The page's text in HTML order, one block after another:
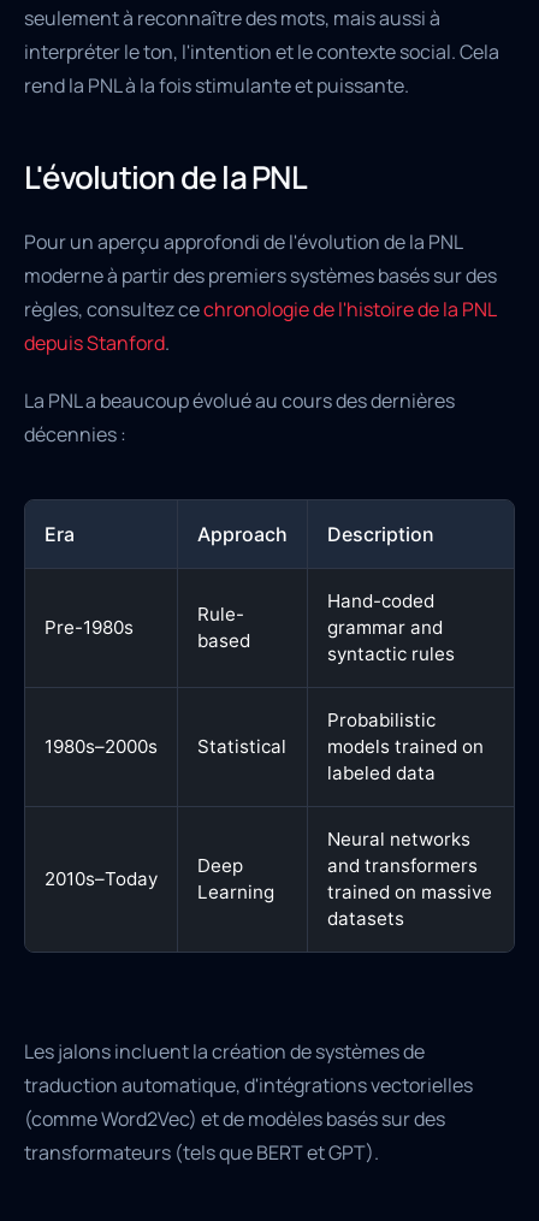
seulement à reconnaître des mots, mais aussi à
interpréter le ton, l'intention et le contexte social. Cela
rend la PNL à la fois stimulante et puissante.
L'évolution de la PNL
Pour un aperçu approfondi de l'évolution de la PNL
moderne à partir des premiers systèmes basés sur des
règles, consultez cechronologie de l'histoire de la PNL
depuis Stanford.
La PNL a beaucoup évolué au cours des dernières
décennies :
Era Approach Description
Pre-1980s
Rule-
based
Hand-coded
grammar and
syntactic rules
1980s–2000s Statistical
Probabilistic
models trained on
labeled data
2010s–Today
Deep
Learning
Neural networks
and transformers
trained on massive
datasets
Les jalons incluent la création de systèmes de
traduction automatique, d'intégrations vectorielles
(comme Word2Vec) et de modèles basés sur des
transformateurs (tels que BERT et GPT).